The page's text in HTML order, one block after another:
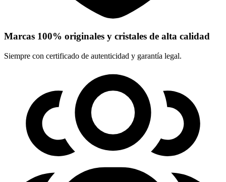
Marcas 100% originales y cristales de alta calidad
Siempre con certificado de autenticidad y garantía legal.